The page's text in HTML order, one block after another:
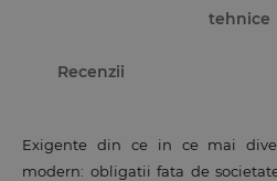
tehnice
Recenzii
Exigente din ce in ce mai
modern: obligatii fata de